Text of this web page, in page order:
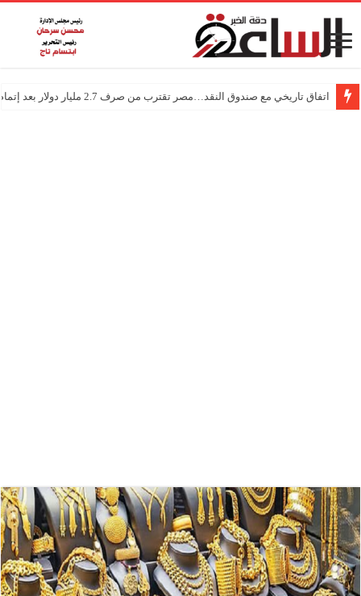
اتفاق تاريخي مع صندوق النقد…مصر تقترب من صرف 2.7 مليار دولار بعد إتمام المراجعتين